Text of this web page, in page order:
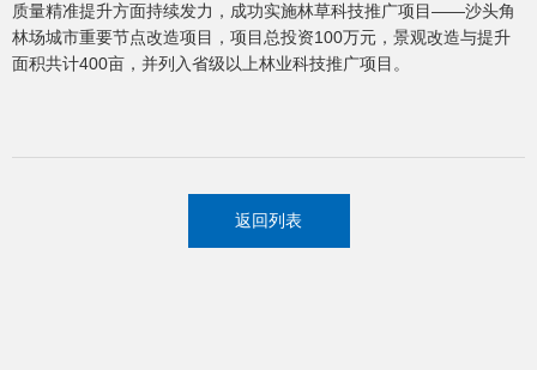
质量精准提升方面持续发力，成功实施林草科技推广项目——沙头角
林场城市重要节点改造项目，项目总投资100万元，景观改造与提升
面积共计400亩，并列入省级以上林业科技推广项目。
返回列表